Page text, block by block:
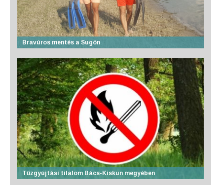
Bravúros mentés a Sugón
Tűzgyújtási tilalom Bács-Kiskun megyében